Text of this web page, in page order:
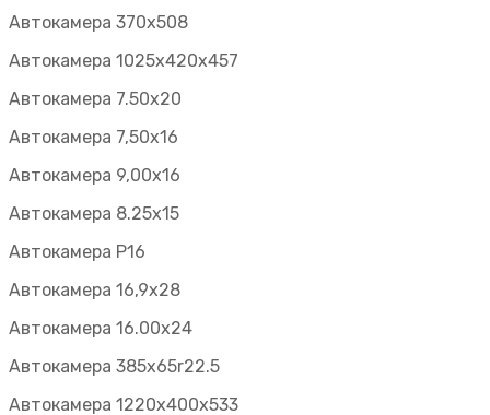
Автокамера 370х508
Автокамера 1025х420х457
Автокамера 7.50х20
Автокамера 7,50х16
Автокамера 9,00х16
Автокамера 8.25х15
Автокамера Р16
Автокамера 16,9х28
Автокамера 16.00х24
Автокамера 385х65r22.5
Автокамера 1220х400х533